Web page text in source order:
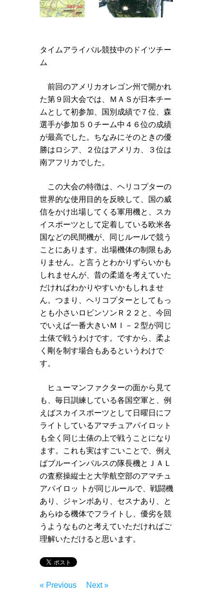
タイムアライバル競技中のドイツチー
ム
前回のアメリカオレゴン州で開かれ
た第９回大会では、ＭＡＳが日本チー
ムとして初参加、国別成績で７位、森
選手が参加５０チーム中４６位の成績
が最高でした。ちなみにそのときの優
勝はロシア、２位はアメリカ、３位は
南アフリカでした。
この大会の特徴は、ヘリコプターの
世界的な使用目的を反映して、国の威
信をかけ出場してくる軍用機と、スカ
イスポーツとして定着している欧米各
国などの民間機が、同じルールで競う
ことにあります。出場機体の制限もあ
りません。と言うとわかりずらいかも
しれませんが、昔の柔道を考えていた
だければわかりやすいかもしれませ
ん。つまり、ヘリコプターとしてもっ
とも小さいロビンソンＲ２２と、今回
でいえば一番大きいＭＩ－２型が同じ
土俵で戦うわけです。ですから、柔よ
く剛を制す場合もあるというわけで
す。
ヒューマンファクターの面から見て
も、毎日訓練している各国空軍と、例
えばスカイスポーツとして日曜日にフ
ライトしているアマチュアパイロット
も全く同じ土俵の上で戦うことになり
ます。これも実はすごいことで、例え
ばブルーインパルスの隊長機とＪＡＬ
の査察操縦士と大学航空部のアマチュ
アパイロッ トが同じルールで、戦闘機
あり、ジャンボあり、セスナあり、と
あらゆる機体でフライトし、優劣を競
うようなものと考えていただければご
理解いただけると思います。
« Previous Next »